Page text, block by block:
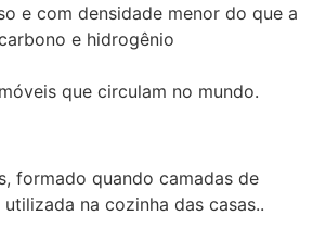
e com densidade menor do que a
e hidrogênio
que circulam no mundo.
formado quando camadas de
na cozinha das casas..